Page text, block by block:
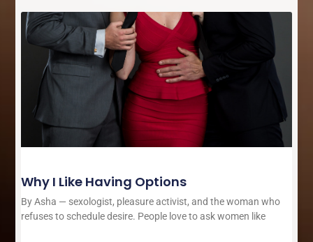
Why I Like Having Options
By Asha — sexologist, pleasure activist, and the woman who
refuses to schedule desire. People love to ask women like